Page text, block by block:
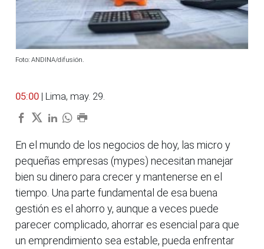
Foto: ANDINA/difusión.
05:00 | Lima, may. 29.
En el mundo de los negocios de hoy, las micro y
pequeñas empresas (mypes) necesitan manejar
bien su dinero para crecer y mantenerse en el
tiempo. Una parte fundamental de esa buena
gestión es el ahorro y, aunque a veces puede
parecer complicado, ahorrar es esencial para que
un emprendimiento sea estable, pueda enfrentar